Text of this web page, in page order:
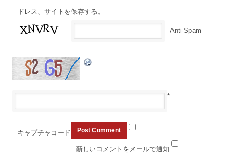
ドレス、サイトを保存する。
Anti-Spam
キャプチャコード
*
新しいコメントをメールで通知